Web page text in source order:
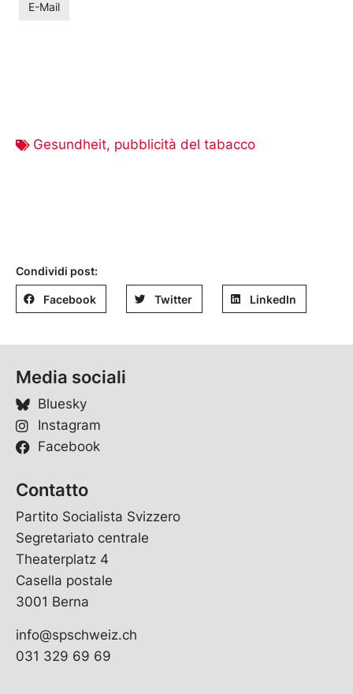
E-Mail
Gesundheit, pubblicità del tabacco
Condividi post:
Facebook Twitter LinkedIn
Media sociali
Bluesky
Instagram
Facebook
Contatto
Partito Socialista Svizzero
Segretariato centrale
Theaterplatz 4
Casella postale
3001 Berna
info@spschweiz.ch
031 329 69 69